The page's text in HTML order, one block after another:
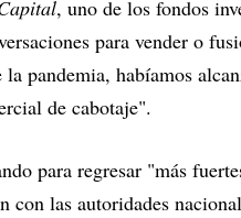
, uno de los fondos
para vender o
pandemia, habíamos
de cabotaje".
para regresar "más
con las autoridades